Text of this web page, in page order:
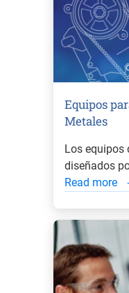
Equipos
Metales
Los equipos
diseñados
Read more